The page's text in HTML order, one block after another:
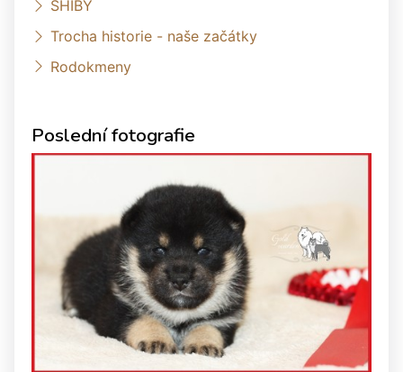
SHIBY
Trocha historie - naše začátky
Rodokmeny
Poslední fotografie